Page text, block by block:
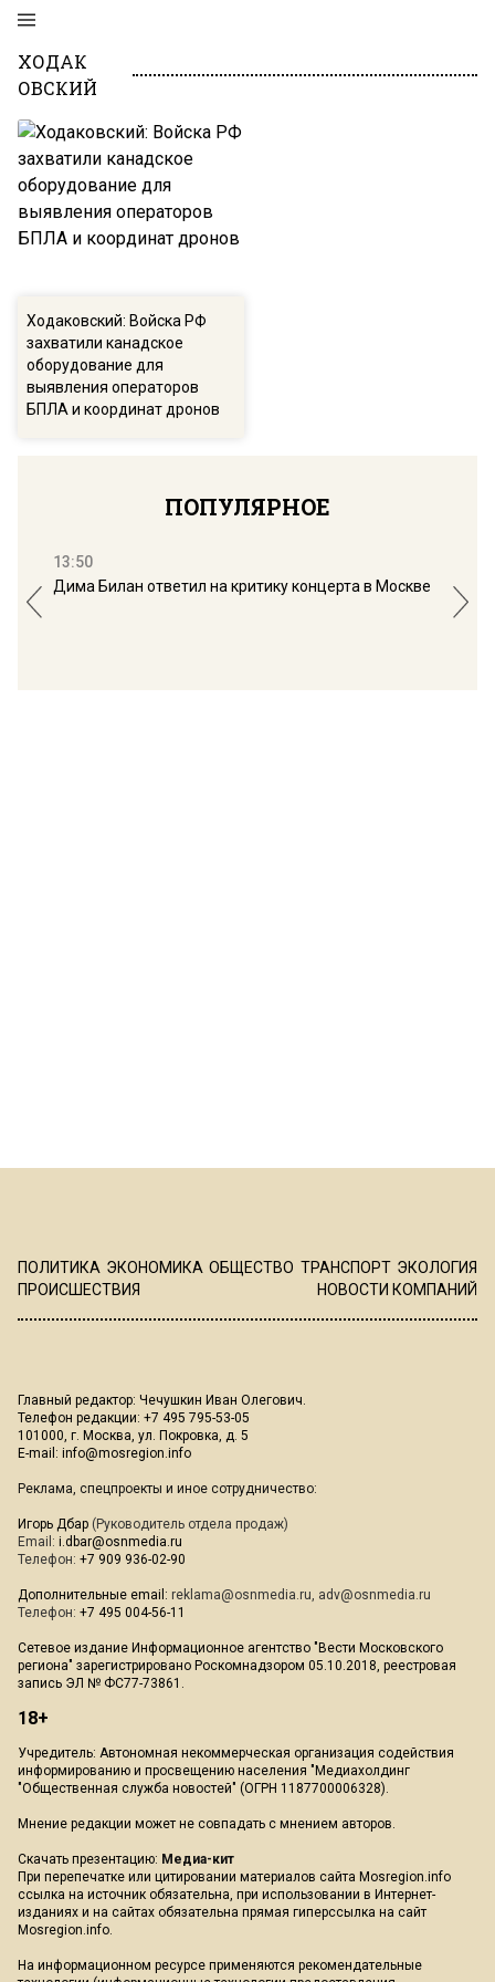
ХОДАК
ОВСКИЙ
Ходаковский: Войска РФ
захватили канадское
оборудование для
выявления операторов
БПЛА и координат дронов
ПОПУЛЯРНОЕ
13:50
Дима Билан ответил на критику концерта в Москве
ПОЛИТИКА ЭКОНОМИКА ОБЩЕСТВО ТРАНСПОРТ ЭКОЛОГИЯ
ПРОИСШЕСТВИЯ
НОВОСТИ КОМПАНИЙ
Главный редактор: Чечушкин Иван Олегович.
Телефон редакции: +7 495 795-53-05
101000, г. Москва, ул. Покровка, д. 5
E-mail: info@mosregion.info
Реклама, спецпроекты и иное сотрудничество:
Игорь Дбар (Руководитель отдела продаж)
Email: i.dbar@osnmedia.ru
Телефон: +7 909 936-02-90
Дополнительные email: reklama@osnmedia.ru, adv@osnmedia.ru
Телефон: +7 495 004-56-11
Сетевое издание Информационное агентство "Вести Московского
региона" зарегистрировано Роскомнадзором 05.10.2018, реестровая
запись ЭЛ № ФС77-73861.
18+
Учредитель: Автономная некоммерческая организация содействия
информированию и просвещению населения "Медиахолдинг
"Общественная служба новостей" (ОГРН 1187700006328).
Мнение редакции может не совпадать с мнением авторов.
Скачать презентацию: Медиа-кит
При перепечатке или цитировании материалов сайта Mosregion.info
ссылка на источник обязательна, при использовании в Интернет-
изданиях и на сайтах обязательна прямая гиперссылка на сайт
Mosregion.info.
На информационном ресурсе применяются рекомендательные